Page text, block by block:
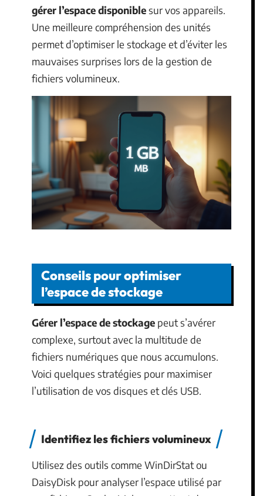
gérer l’espace disponiblesur vos appareils.
Une meilleure compréhension des unités
permet d’optimiser le stockage et d’éviter les
mauvaises surprises lors de la gestion de
fichiers volumineux.
Conseils pour optimiser
l’espace de stockage
Gérer l’espace de stockage peut s’avérer
complexe, surtout avec la multitude de
fichiers numériques que nous accumulons.
Voici quelques stratégies pour maximiser
l’utilisation de vos disques et clés USB.
Identifiez les fichiers volumineux
Utilisez des outils comme WinDirStat ou
DaisyDisk pour analyser l’espace utilisé par